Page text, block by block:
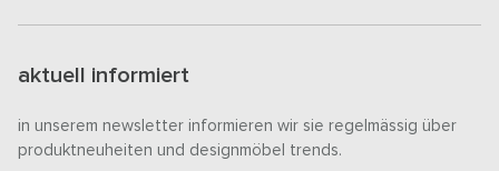
aktuell informiert
in unserem newsletter informieren wir sie regelmässig über
produktneuheiten und designmöbel trends.